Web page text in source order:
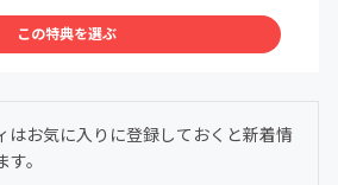
この特典を選ぶ
はお気に入りに登録しておくと新着情
。